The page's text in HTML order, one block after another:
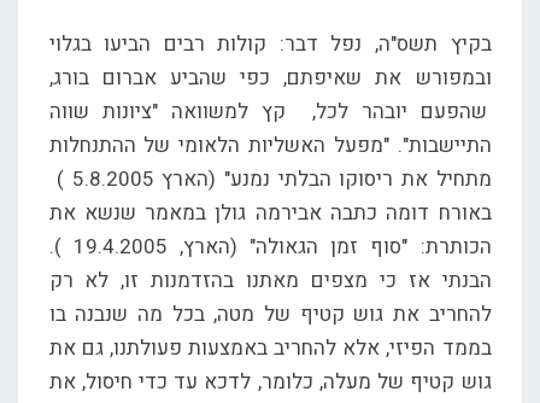
בקיץ תשס"ה, נפל דבר: קולות רבים הביעו בגלוי
ובמפורש את שאיפתם, כפי שהביע אברום בורג,
שהפעם יובהר לכל, קץ למשוואה "ציונות שווה
התיישבות". "מפעל האשליות הלאומי של ההתנחלות
מתחיל את ריסוקו הבלתי נמנע" (הארץ 5.8.2005 )
באורח דומה כתבה אבירמה גולן במאמר שנשא את
הכותרת: "סוף זמן הגאולה" (הארץ, 19.4.2005 ).
הבנתי אז כי מצפים מאתנו בהזדמנות זו, לא רק
להחריב את גוש קטיף של מטה, בכל מה שנבנה בו
בממד הפיזי, אלא להחריב באמצעות פעולתנו, גם את
גוש קטיף של מעלה, כלומר, לדכא עד כדי חיסול, את